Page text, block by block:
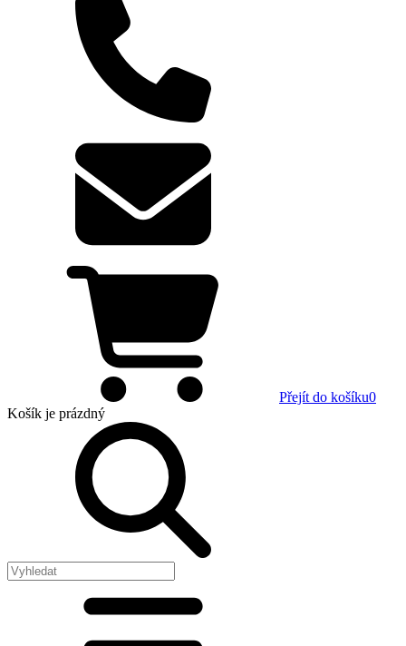
Přejít do košíku0
Košík je prázdný